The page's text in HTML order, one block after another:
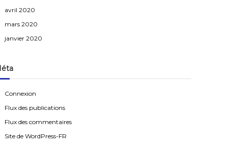
avril 2020
mars 2020
janvier 2020
Connexion
Flux des publications
Flux des commentaires
Site de WordPress-FR